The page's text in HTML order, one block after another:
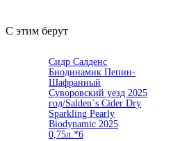
С этим берут
Сидр Салденс
Биодинамик Пепин-
Шафранный
Суворовский уезд 2025
год/Salden`s Cider Dry
Sparkling Pearly
Biodynamic 2025
0,75л.*6